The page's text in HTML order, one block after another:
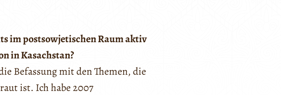
im postsowjetischen Raum aktiv
in Kasachstan?
Befassung mit den Themen, die
ist. Ich habe 2007